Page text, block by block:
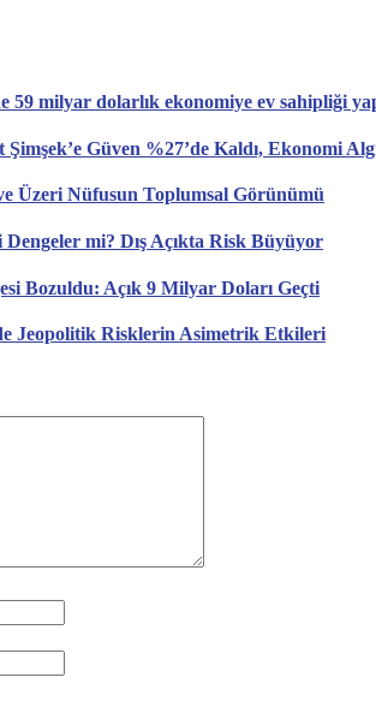
59 milyar dolarlık ekonomiye ev sahipliği
Güven %27’de Kaldı, Ekonomi
Üzeri Nüfusun Toplumsal Görünümü
mi? Dış Açıkta Risk Büyüyor
Bozuldu: Açık 9 Milyar Doları Geçti
Jeopolitik Risklerin Asimetrik Etkileri